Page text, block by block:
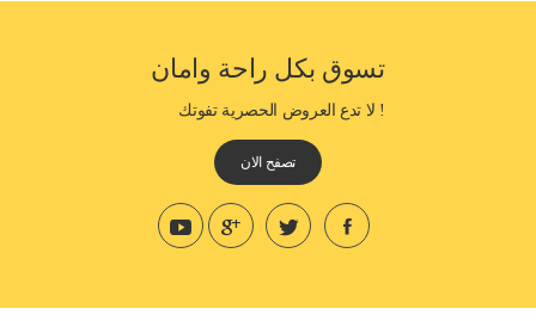
تسوق بكل راحة وامان
! لا تدع العروض الحصرية تفوتك
تصفح الان